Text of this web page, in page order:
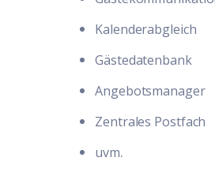
Kalenderabgleich
Gästedatenbank
Angebotsmanager
Zentrales Postfach
uvm.